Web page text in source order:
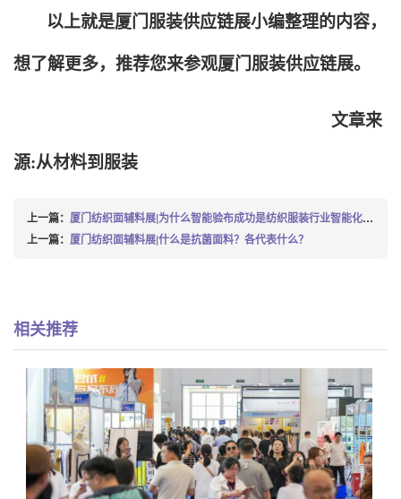
以上就是厦门服装供应链展小编整理的内容，
想了解更多，推荐您来参观厦门服装供应链展。
文章来
源:从材料到服装
上一篇： 厦门纺织面辅料展|为什么智能验布成功是纺织服装行业智能化转型的关键节点
上一篇： 厦门纺织面辅料展|什么是抗菌面料？各代表什么？
相关推荐